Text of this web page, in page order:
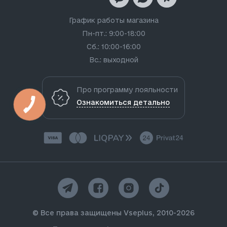
График работы магазина
Пн-пт.: 9:00-18:00
Сб.: 10:00-16:00
Вс.: выходной
Про программу лояльности
Ознакомиться детально
© Все права защищены Vseplus, 2010-2026